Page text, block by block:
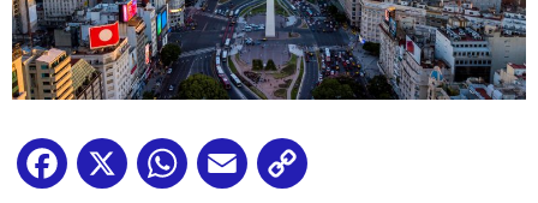
Facebook
X WhatsApp
Email